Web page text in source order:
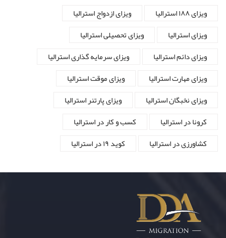
ویزای ۱۸۸ استرالیا
ویزای ازدواج استرالیا
ویزای استرالیا
ویزای تحصیلی استرالیا
ویزای دائم استرالیا
ویزای سرمایه گذاری استرالیا
ویزای مهارت استرالیا
ویزای موقت استرالیا
ویزای نخبگان استرالیا
ویزای پارتنر استرالیا
کرونا در استرالیا
کسب و کار در استرالیا
کشاورزی در استرالیا
کوید ۱۹ در استرالیا